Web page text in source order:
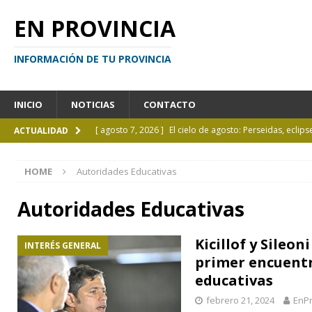
EN PROVINCIA
INFORMACIÓN DE TU PROVINCIA
INICIO NOTICIAS CONTACTO
ACTUALIDAD [ agosto 7, 2026 ] El cielo de agosto: Perseidas,
[ agosto 6, 2026 ] Calendario de eventos turísticos en
[ agosto 6, 2026 ]
La UCALP incorpora la
HOME Autoridades Educativas
Autoridades Educativas
INTERÉS GENERAL
Kicillof y
primer
educativas
febrero 21, 2024